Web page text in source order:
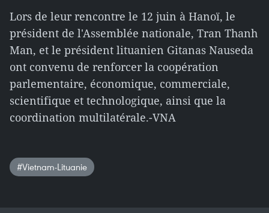
Lors de leur rencontre le 12 juin à Hanoï, le
président de l'Assemblée nationale, Tran Thanh
Man, et le président lituanien Gitanas Nauseda
ont convenu de renforcer la coopération
parlementaire, économique, commerciale,
scientifique et technologique, ainsi que la
coordination multilatérale.-VNA
#Vietnam-Lituanie